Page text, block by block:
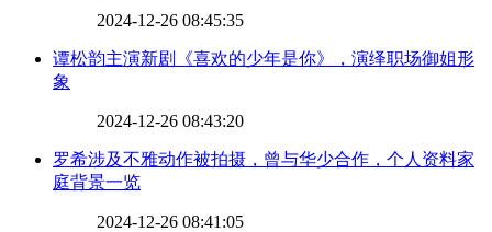
2024-12-26 08:45:35
​谭松韵主演新剧《喜欢的少年是你》，演绎职场御姐形
象
2024-12-26 08:43:20
​罗希涉及不雅动作被拍摄，曾与华少合作，个人资料家
庭背景一览
2024-12-26 08:41:05